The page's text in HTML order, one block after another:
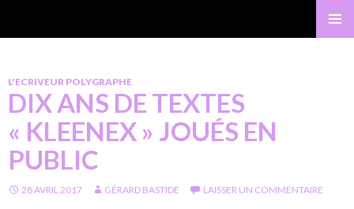
L'ECRIVEUR POLYGRAPHE
DIX ANS DE TEXTES
« KLEENEX » JOUÉS EN
PUBLIC
28 AVRIL 2017 GÉRARD BASTIDE LAISSER UN COMMENTAIRE